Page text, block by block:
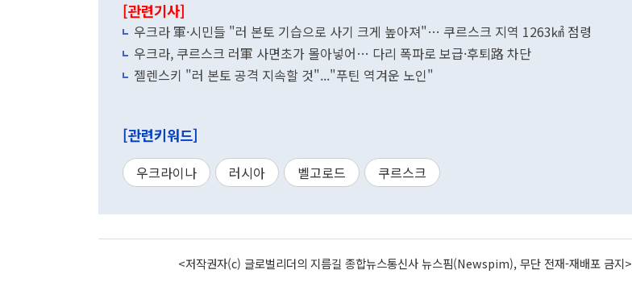
[관련기사]
우크라 軍·시민들 "러 본토 기습으로 사기 크게 높아져"… 쿠르스크 지역 1263㎢ 점령
우크라, 쿠르스크 러軍 사면초가 몰아넣어… 다리 폭파로 보급·후퇴路 차단
젤렌스키 "러 본토 공격 지속할 것"..."푸틴 역겨운 노인"
[관련키워드]
우크라이나 러시아 벨고로드 쿠르스크
<저작권자(c) 글로벌리더의 지름길 종합뉴스통신사 뉴스핌(Newspim), 무단 전재-재배포 금지>